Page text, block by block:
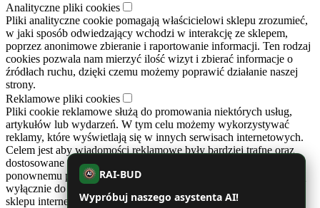
Analityczne pliki cookies
Pliki analityczne cookie pomagają właścicielowi sklepu zrozumieć,
w jaki sposób odwiedzający wchodzi w interakcję ze sklepem,
poprzez anonimowe zbieranie i raportowanie informacji. Ten rodzaj
cookies pozwala nam mierzyć ilość wizyt i zbierać informacje o
źródłach ruchu, dzięki czemu możemy poprawić działanie naszej
strony.
Reklamowe pliki cookies
Pliki cookie reklamowe służą do promowania niektórych usług,
artykułów lub wydarzeń. W tym celu możemy wykorzystywać
reklamy, które wyświetlają się w innych serwisach internetowych.
Celem jest aby wiadomości reklamowe były bardziej trafne oraz
dostosowane do Twoich preferencji. Cookies zapobiegają też
ponownemu pojawianiu się tych samych reklam. Reklamy te służą
wyłącznie do informowania o prowadzonych działaniach naszego
sklepu internetowego.
AI
RAI-BUD
Wypróbuj naszego asystenta AI!